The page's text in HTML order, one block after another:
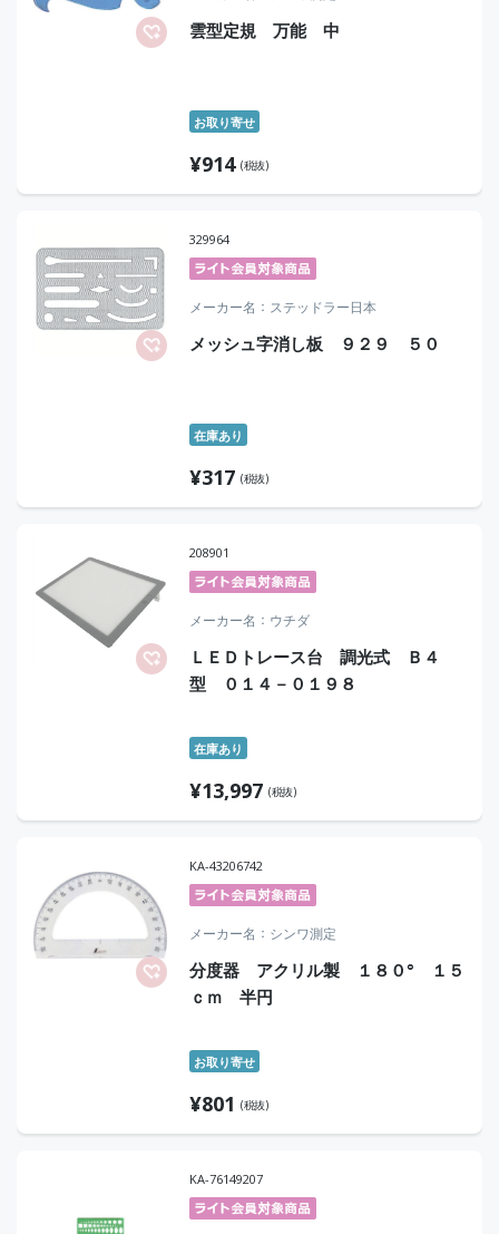
雲型定規 万能 中
お取り寄せ
¥914 (税抜)
329964
メーカー名 ステッドラー日本
メッシュ字消し板 ９２９ ５０
在庫あり
¥317 (税抜)
208901
メーカー名 ウチダ
ＬＥＤトレース台 調光式 Ｂ４
型 ０１４－０１９８
在庫あり
¥13,997 (税抜)
KA-43206742
メーカー名 シンワ測定
分度器 アクリル製 １８０° １５
ｃｍ 半円
お取り寄せ
¥801 (税抜)
KA-76149207